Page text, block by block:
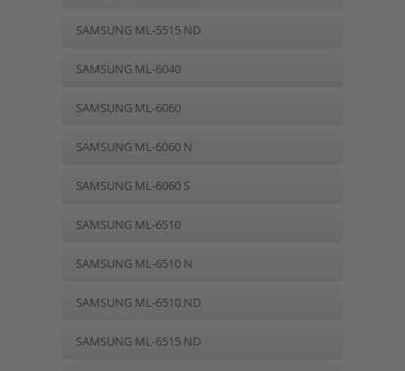
SAMSUNG ML-5515 ND
SAMSUNG ML-6040
SAMSUNG ML-6060
SAMSUNG ML-6060 N
SAMSUNG ML-6060 S
SAMSUNG ML-6510
SAMSUNG ML-6510 N
SAMSUNG ML-6510 ND
SAMSUNG ML-6515 ND